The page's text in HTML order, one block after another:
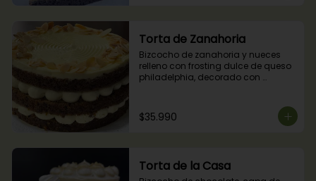
Torta de Zanahoria
Bizcocho de zanahoria y nueces
relleno con frosting dulce de queso
philadelphia, decorado con
$35.990
Torta de la Casa